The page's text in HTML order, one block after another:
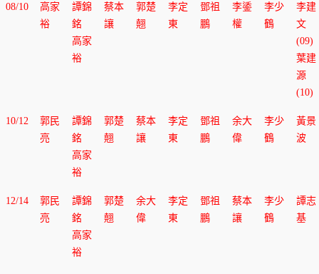
08/10
高家
裕
譚錦
銘
高家
裕
蔡本
讓
郭楚
翹
李定
東
鄧祖
鵬
李鋈
權
李少
鶴
李建
文
(09)
葉建
源
(10)
10/12
郭民
亮
譚錦
銘
高家
裕
郭楚
翹
蔡本
讓
李定
東
鄧祖
鵬
余大
偉
李少
鶴
黃景
波
12/14
郭民
亮
譚錦
銘
高家
裕
郭楚
翹
余大
偉
李定
東
鄧祖
鵬
蔡本
讓
李少
鶴
譚志
基